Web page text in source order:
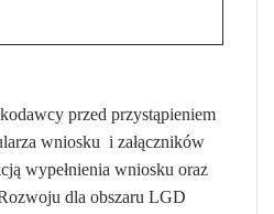
przed przystąpieniem
wniosku i załączników
wypełnienia wniosku oraz
dla obszaru LGD